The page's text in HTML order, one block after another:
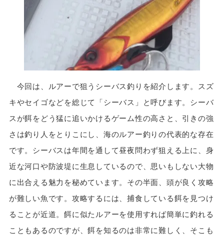
今回は、ルアーで狙うシーバス釣りを紹介します。スズ
キやセイゴなどを総じて「シーバス」と呼びます。シーバ
スが餌をどう猛に追いかけるゲーム性の高さと、引きの強
さは釣り人をとりこにし、海のルアー釣りの代表的な存在
です。シーバスは年間を通して昼夜問わず狙える上に、身
近な河口や防波堤に生息しているので、思いもしない大物
に出合える魅力を秘めています。その半面、頭が良く攻略
が難しい魚です。攻略するには、捕食している餌を見つけ
ることが近道。餌に似たルアーを使用すれば簡単に釣れる
こともあるのですが、餌を知るのは非常に難しく、そこも